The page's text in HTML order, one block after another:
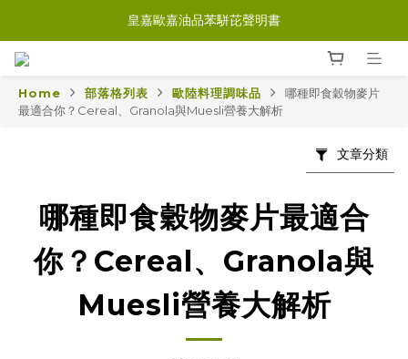
皇嘉歐嘉油品苯駢芘聲明書
Home 部落格列表 歐陸料理調味品
哪種即食穀物麥片
最適合你？Cereal、Granola與Muesli營養大解析
文章分類
哪種即食穀物麥片最適合
你？Cereal、Granola與
Muesli營養大解析